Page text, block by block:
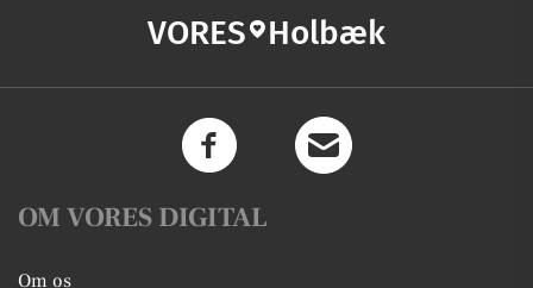
VORES Holbæk
OM VORES DIGITAL
Om os